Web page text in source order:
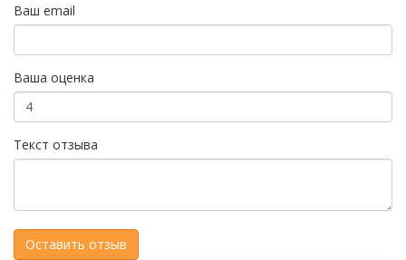
Ваш email
Ваша оценка
Текст отзыва